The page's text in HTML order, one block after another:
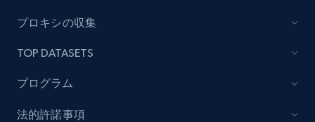
URL, Domain, Marketplace pn, Sku, Other pn,
Model number, Gtin ean pn, Product name, and
more.
991+
プロキシの収集
TOP DATASETS
プログラム
法的許諾事項